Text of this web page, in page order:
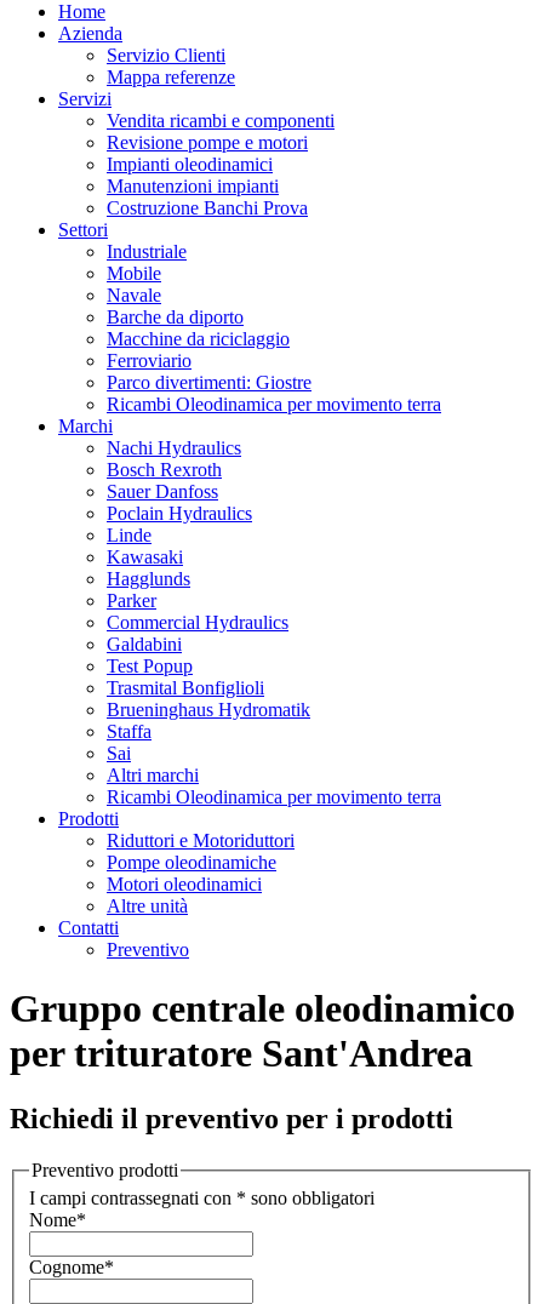
Home
Azienda
Servizio Clienti
Mappa referenze
Servizi
Vendita ricambi e componenti
Revisione pompe e motori
Impianti oleodinamici
Manutenzioni impianti
Costruzione Banchi Prova
Settori
Industriale
Mobile
Navale
Barche da diporto
Macchine da riciclaggio
Ferroviario
Parco divertimenti: Giostre
Ricambi Oleodinamica per movimento terra
Marchi
Nachi Hydraulics
Bosch Rexroth
Sauer Danfoss
Poclain Hydraulics
Linde
Kawasaki
Hagglunds
Parker
Commercial Hydraulics
Galdabini
Test Popup
Trasmital Bonfiglioli
Brueninghaus Hydromatik
Staffa
Sai
Altri marchi
Ricambi Oleodinamica per movimento terra
Prodotti
Riduttori e Motoriduttori
Pompe oleodinamiche
Motori oleodinamici
Altre unità
Contatti
Preventivo
Gruppo centrale oleodinamico
per trituratore Sant'Andrea
Richiedi il preventivo per i prodotti
Preventivo prodotti
I campi contrassegnati con * sono obbligatori
Nome*
Cognome*